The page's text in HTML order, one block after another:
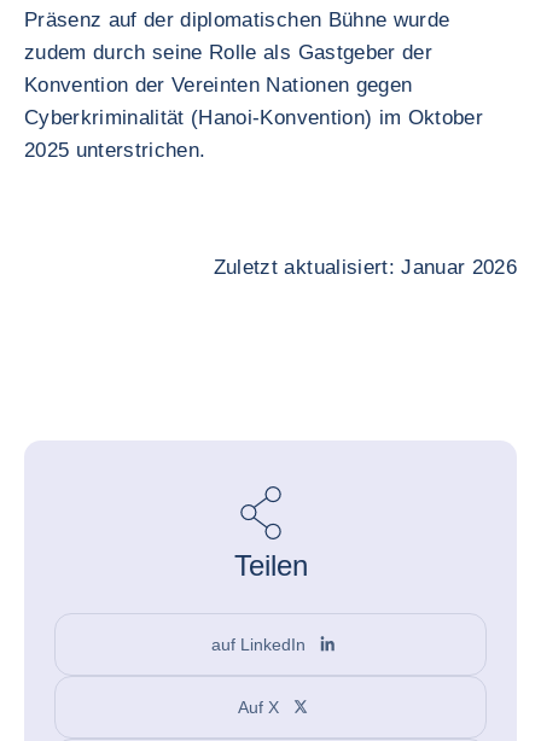
Präsenz auf der diplomatischen Bühne wurde
zudem durch seine Rolle als Gastgeber der
Konvention der Vereinten Nationen gegen
Cyberkriminalität (Hanoi-Konvention) im Oktober
2025 unterstrichen.
Zuletzt aktualisiert: Januar 2026
Teilen
auf LinkedIn
Auf X